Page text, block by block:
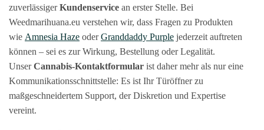
zuverlässigerKundenservice an erster Stelle. Bei
Weedmarihuana.eu verstehen wir, dass Fragen zu Produkten
wie Amnesia Haze oderGranddaddy Purple jederzeit auftreten
können – sei es zur Wirkung, Bestellung oder Legalität.
UnserCannabis-Kontaktformular ist daher mehr als nur eine
Kommunikationsschnittstelle: Es ist Ihr Türöffner zu
maßgeschneidertem Support, der Diskretion und Expertise
vereint.